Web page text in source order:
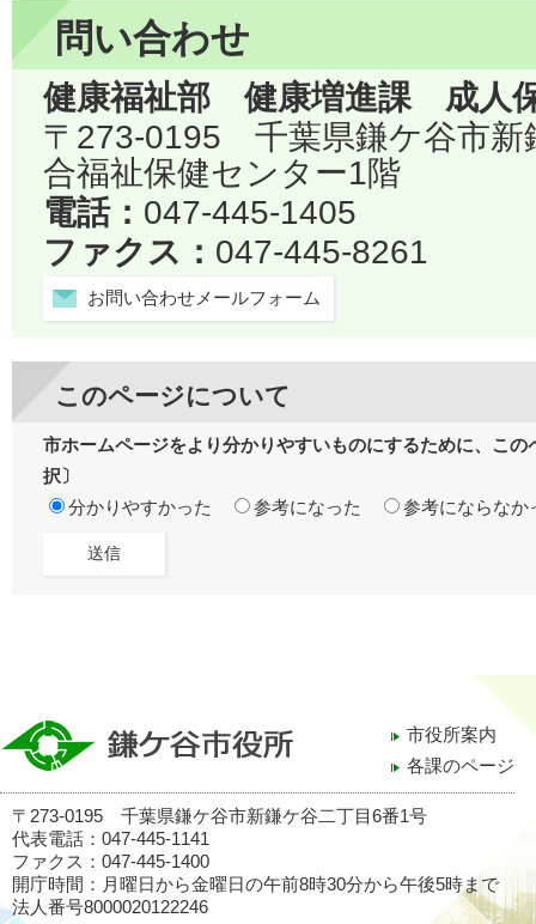
問い合わせ
健康福祉部 健康増進課 成人
〒273-0195 千葉県鎌ケ谷市
合福祉保健センター1階
電話： 047-445-1405
ファクス： 047-445-8261
お問い合わせメールフォーム
このページについて
市ホームページをより分かりやすいものにするために、こ
択〕
分かりやすかった
参考になった 参考にならなか
市役所案内
各課のページ
〒273-0195 千葉県鎌ケ谷市新鎌ケ谷二丁目6番1号
代表電話：047-445-1141
ファクス：047-445-1400
開庁時間：月曜日から金曜日の午前8時30分から午後5時まで
法人番号8000020122246